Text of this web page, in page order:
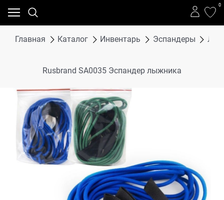
0
Главная Каталог Инвентарь Эспандеры
Rusbrand SA0035 Эспандер лыжника